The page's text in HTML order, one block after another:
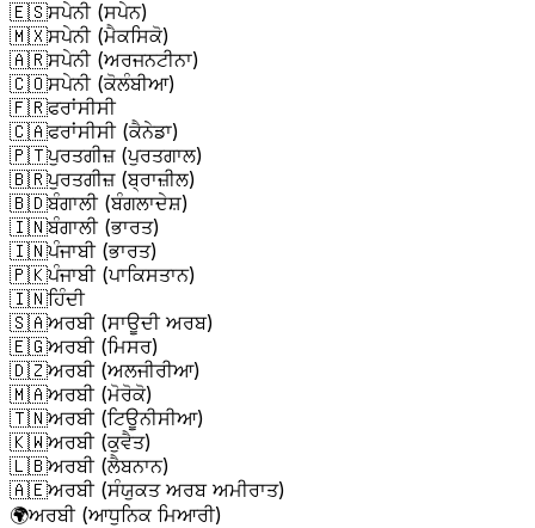
🇪🇸ਸਪੇਨੀ (ਸਪੇਨ)
🇲🇽ਸਪੇਨੀ (ਮੈਕਸਿਕੋ)
🇦🇷ਸਪੇਨੀ (ਅਰਜਨਟੀਨਾ)
🇨🇴ਸਪੇਨੀ (ਕੋਲੰਬੀਆ)
🇫🇷ਫਰਾਂਸੀਸੀ
🇨🇦ਫਰਾਂਸੀਸੀ (ਕੈਨੇਡਾ)
🇵🇹ਪੁਰਤਗੀਜ਼ (ਪੁਰਤਗਾਲ)
🇧🇷ਪੁਰਤਗੀਜ਼ (ਬ੍ਰਾਜ਼ੀਲ)
🇧🇩ਬੰਗਾਲੀ (ਬੰਗਲਾਦੇਸ਼)
🇮🇳ਬੰਗਾਲੀ (ਭਾਰਤ)
🇮🇳ਪੰਜਾਬੀ (ਭਾਰਤ)
🇵🇰ਪੰਜਾਬੀ (ਪਾਕਿਸਤਾਨ)
🇮🇳ਹਿੰਦੀ
🇸🇦ਅਰਬੀ (ਸਾਊਦੀ ਅਰਬ)
🇪🇬ਅਰਬੀ (ਮਿਸਰ)
🇩🇿ਅਰਬੀ (ਅਲਜੀਰੀਆ)
🇲🇦ਅਰਬੀ (ਮੋਰੋਕੋ)
🇹🇳ਅਰਬੀ (ਟਿਊਨੀਸੀਆ)
🇰🇼ਅਰਬੀ (ਕੁਵੈਤ)
🇱🇧ਅਰਬੀ (ਲੈਬਨਾਨ)
🇦🇪ਅਰਬੀ (ਸੰਯੁਕਤ ਅਰਬ ਅਮੀਰਾਤ)
🌍ਅਰਬੀ (ਆਧੁਨਿਕ ਮਿਆਰੀ)